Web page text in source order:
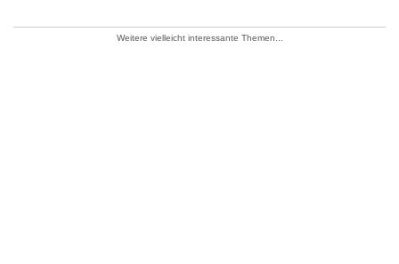
Weitere vielleicht interessante Themen...